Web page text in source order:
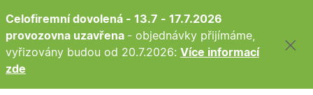
Celofiremní dovolená - 13.7 - 17.7.2026
provozovna uzavřena - objednávky přijímáme,
vyřizovány budou od 20.7.2026: Více informací
zde